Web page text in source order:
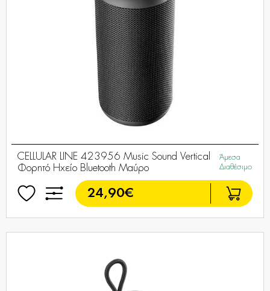
CELLULAR LINE 423956 Music Sound Vertical
Φορητό Ηχείο Bluetooth Μαύρο
Άμεσα
Διαθέσιμο
24,90€